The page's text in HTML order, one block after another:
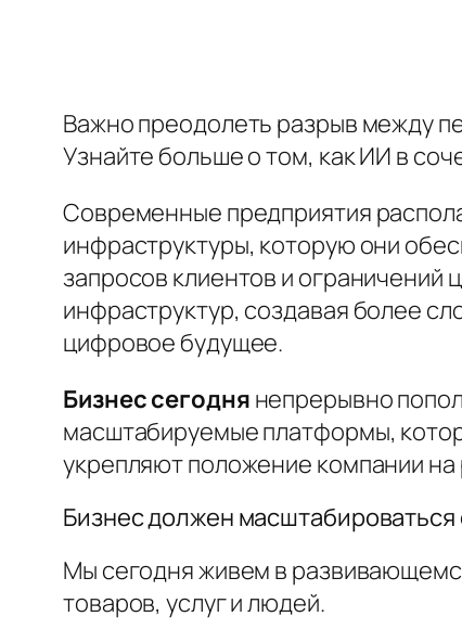
Важно преодолеть разрыв между
Узнайте больше о том, как ИИ в
Современные предприятия
инфраструктуры, которую они
запросов клиентов и
инфраструктур, создавая более
цифровое будущее.
Бизнес сегодня непрерывно
масштабируемые платформы,
укрепляют положение компании
Бизнес должен
Мы сегодня живем в
товаров, услуг и людей.